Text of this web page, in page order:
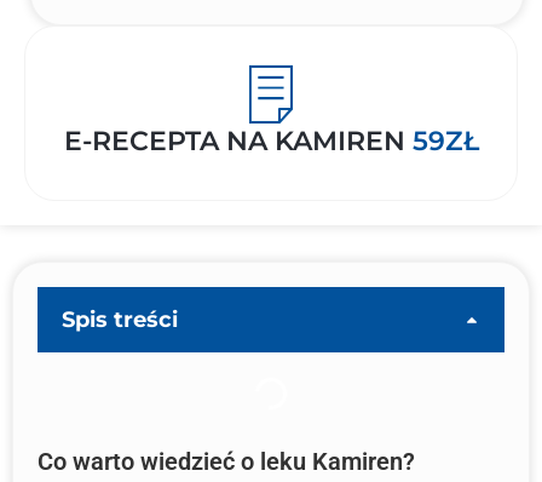
E-RECEPTA NA KAMIREN 59ZŁ
Spis treści
Co warto wiedzieć o leku Kamiren?